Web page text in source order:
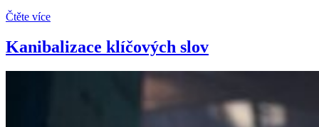
Čtěte více
Kanibalizace klíčových slov